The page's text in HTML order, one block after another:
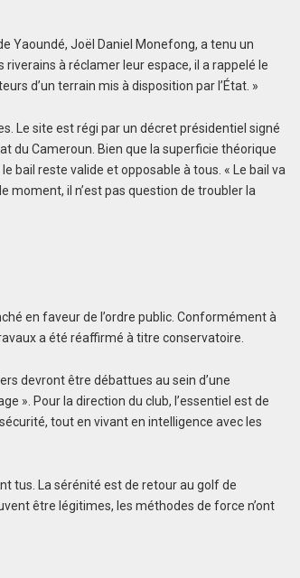
Yaoundé, Joël Daniel Monefong, a tenu un
à réclamer leur espace, il a rappelé le
d’un terrain mis à disposition par l’État. »
Le site est régi par un décret présidentiel signé
du Cameroun. Bien que la superficie théorique
bail reste valide et opposable à tous. « Le bail va
moment, il n’est pas question de troubler la
en faveur de l’ordre public. Conformément à
a été réaffirmé à titre conservatoire.
devront être débattues au sein d’une
». Pour la direction du club, l’essentiel est de
tout en vivant en intelligence avec les
tus. La sérénité est de retour au golf de
être légitimes, les méthodes de force n’ont